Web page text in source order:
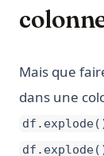
Mais que
dans une